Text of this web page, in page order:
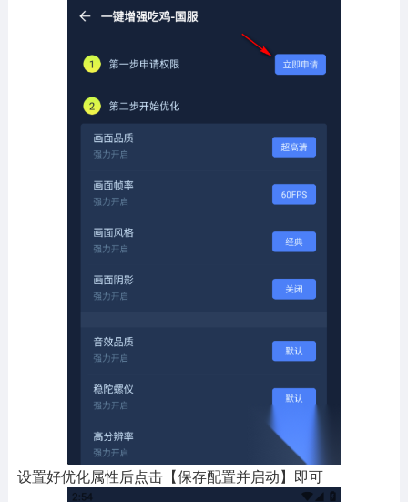
设置好优化属性后点击【保存配置并启动】即可